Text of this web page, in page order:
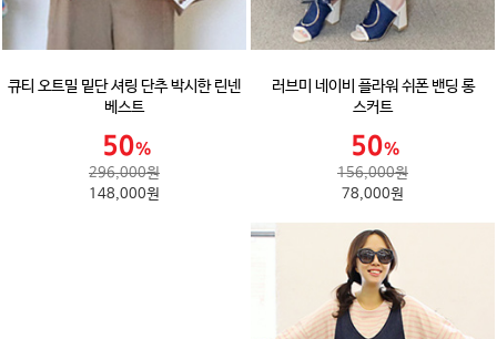
큐티 오트밀 밑단 셔링 단추 박시한 린넨
베스트
296,000원
148,000원
러브미 네이비 플라워 쉬폰 밴딩 롱
스커트
156,000원
78,000원